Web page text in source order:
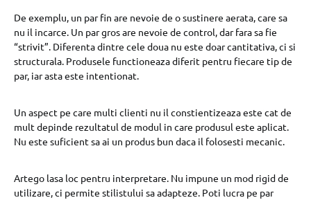
De exemplu, un par fin are nevoie de o sustinere aerata, care sa
nu il incarce. Un par gros are nevoie de control, dar fara sa fie
“strivit”. Diferenta dintre cele doua nu este doar cantitativa, ci si
structurala. Produsele functioneaza diferit pentru fiecare tip de
par, iar asta este intentionat.
Un aspect pe care multi clienti nu il constientizeaza este cat de
mult depinde rezultatul de modul in care produsul este aplicat.
Nu este suficient sa ai un produs bun daca il folosesti mecanic.
Artego lasa loc pentru interpretare. Nu impune un mod rigid de
utilizare, ci permite stilistului sa adapteze. Poti lucra pe par